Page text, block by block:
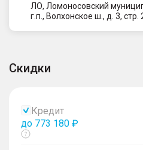
ЛО, Ломоносовский
г.п., Волхонское ш., д. 3, стр.
Скидки
Кредит
до 773 180 ₽
Показать